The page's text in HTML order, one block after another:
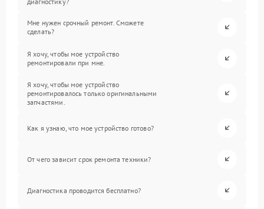
Мне нужен срочный ремонт. Сможете
сделать?
Я хочу, чтобы мое устройство
ремонтировали при мне.
Я хочу, чтобы мое устройство
ремонтировалось только оригинальными
запчастями.
Как я узнаю, что мое устройство готово?
От чего зависит срок ремонта техники?
Диагностика проводится бесплатно?